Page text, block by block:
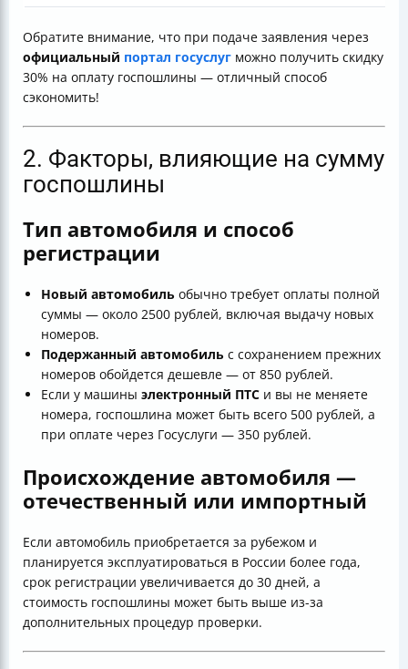
Обратите внимание, что при подаче заявления через
официальный портал госуслуг можно получить скидку
30% на оплату госпошлины — отличный способ
сэкономить!
2. Факторы, влияющие на сумму
госпошлины
Тип автомобиля и способ
регистрации
Новый автомобиль обычно требует оплаты полной
суммы — около 2500 рублей, включая выдачу новых
номеров.
Подержанный автомобиль с сохранением прежних
номеров обойдется дешевле — от 850 рублей.
Если у машины электронный ПТС и вы не меняете
номера, госпошлина может быть всего 500 рублей, а
при оплате через Госуслуги — 350 рублей.
Происхождение автомобиля —
отечественный или импортный
Если автомобиль приобретается за рубежом и
планируется эксплуатироваться в России более года,
срок регистрации увеличивается до 30 дней, а
стоимость госпошлины может быть выше из-за
дополнительных процедур проверки.